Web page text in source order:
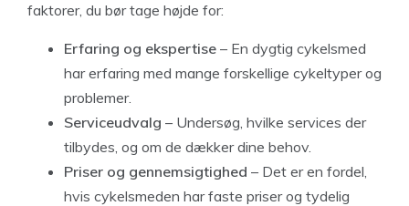
faktorer, du bør tage højde for:
Erfaring og ekspertise – En dygtig cykelsmed
har erfaring med mange forskellige cykeltyper og
problemer.
Serviceudvalg – Undersøg, hvilke services der
tilbydes, og om de dækker dine behov.
Priser og gennemsigtighed – Det er en fordel,
hvis cykelsmeden har faste priser og tydelig